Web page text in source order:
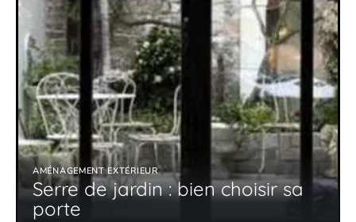
AMÉNAGEMENT EXTÉRIEUR
Serre de jardin : bien choisir sa
porte